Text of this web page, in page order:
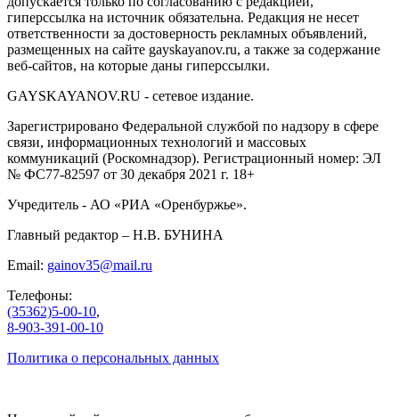
гиперссылка на источник обязательна. Редакция не несет
ответственности за достоверность рекламных объявлений,
размещенных на сайте gayskayanov.ru, а также за содержание
веб-сайтов, на которые даны гиперссылки.
GAYSKAYANOV.RU - сетевое издание.
Зарегистрировано Федеральной службой по надзору в сфере
связи, информационных технологий и массовых
коммуникаций (Роскомнадзор). Регистрационный номер: ЭЛ
№ ФС77-82597 от 30 декабря 2021 г. 18+
Учредитель - АО «РИА «Оренбуржье».
Главный редактор – Н.В. БУНИНА
Email: gainov35@mail.ru
Телефоны:
(35362)5-00-10,
8-903-391-00-10
Политика о персональных данных